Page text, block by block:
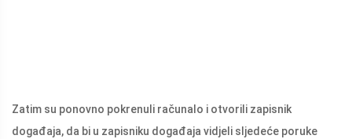
Zatim su ponovno pokrenuli računalo i otvorili zapisnik
događaja, da bi u zapisniku događaja vidjeli sljedeće poruke